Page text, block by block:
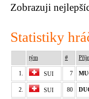
Zobrazuji
Statistiky
tým #
1. SUI 7
2. SUI 80